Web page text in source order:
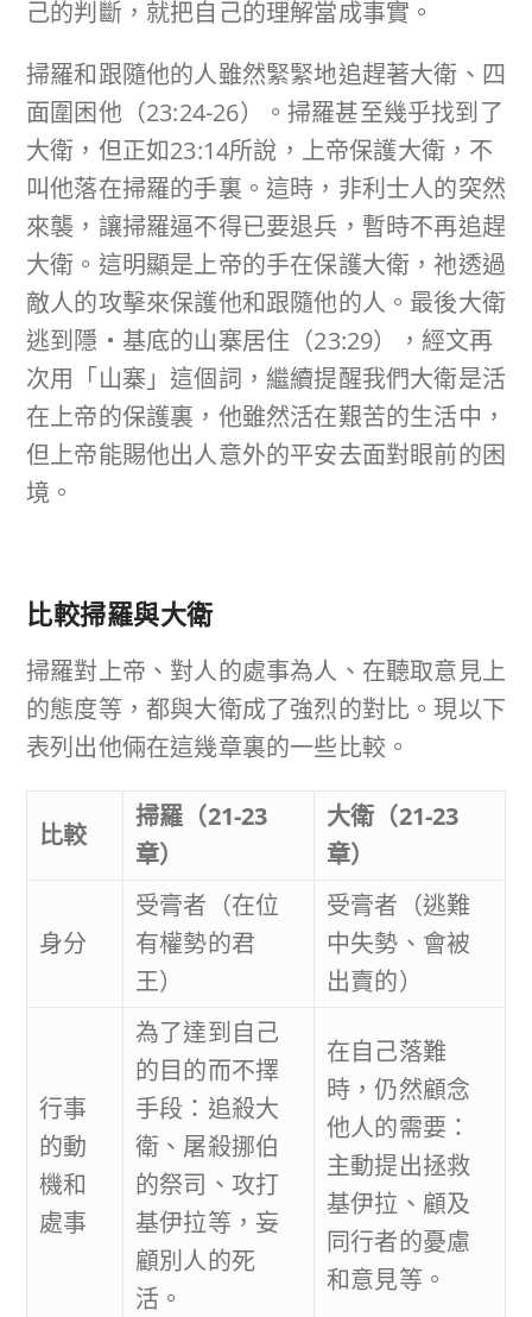
己的判斷，就把自己的理解當成事實。
掃羅和跟隨他的人雖然緊緊地追趕著大衛、四
面圍困他（23:24-26）。掃羅甚至幾乎找到了
大衛，但正如23:14所說，上帝保護大衛，不
叫他落在掃羅的手裏。這時，非利士人的突然
來襲，讓掃羅逼不得已要退兵，暫時不再追趕
大衛。這明顯是上帝的手在保護大衛，祂透過
敵人的攻擊來保護他和跟隨他的人。最後大衛
逃到隱‧基底的山寨居住（23:29），經文再
次用「山寨」這個詞，繼續提醒我們大衛是活
在上帝的保護裏，他雖然活在艱苦的生活中，
但上帝能賜他出人意外的平安去面對眼前的困
境。
比較掃羅與大衛
掃羅對上帝、對人的處事為人、在聽取意見上
的態度等，都與大衛成了強烈的對比。現以下
表列出他倆在這幾章裏的一些比較。
比較
掃羅（21-23
章）
大衛（21-23
章）
身分
受膏者（在位
有權勢的君
王）
受膏者（逃難
中失勢、會被
出賣的）
行事
的動
機和
處事
為了達到自己
的目的而不擇
手段：追殺大
衛、屠殺挪伯
的祭司、攻打
基伊拉等，妄
顧別人的死
活。
在自己落難
時，仍然顧念
他人的需要：
主動提出拯救
基伊拉、顧及
同行者的憂慮
和意見等。